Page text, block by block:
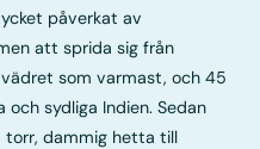
påverkat av
att sprida sig från
som varmast, och 45
sydliga Indien. Sedan
torr, dammig hetta till